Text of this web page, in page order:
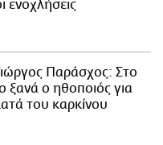
ενοχλήσεις
Παράσχος: Στο
ξανά ο ηθοποιός για
του καρκίνου